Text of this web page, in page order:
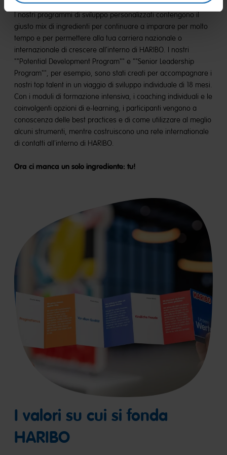
I nostri programmi di sviluppo personalizzati contengono il
giusto mix di ingredienti per continuare a imparare per molto
tempo e per permettere alla tua carriera nazionale o
internazionale di crescere all'interno di HARIBO. I nostri
""Potential Development Program"" e ""Senior Leadership
Program"", per esempio, sono stati creati per accompagnare i
nostri top talent in un viaggio di sviluppo individuale di 18 mesi.
Con i moduli di formazione intensiva, i coaching individuali e le
coinvolgenti opzioni di e-learning, i participanti vengono a
conoscenza delle best practices e di come utilizzare al meglio
alcuni strumenti, mentre costruiscono una rete internationale
di contatti all'interno di HARIBO.
Ora ci manca un solo ingrediente: tu!
I valori su cui si fonda
HARIBO